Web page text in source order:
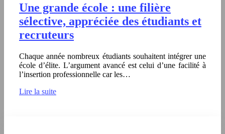
Une grande école : une filière
sélective, appréciée des étudiants et
recruteurs
Chaque année nombreux étudiants souhaitent intégrer une
école d’élite. L’argument avancé est celui d’une facilité à
l’insertion professionnelle car les…
Lire la suite